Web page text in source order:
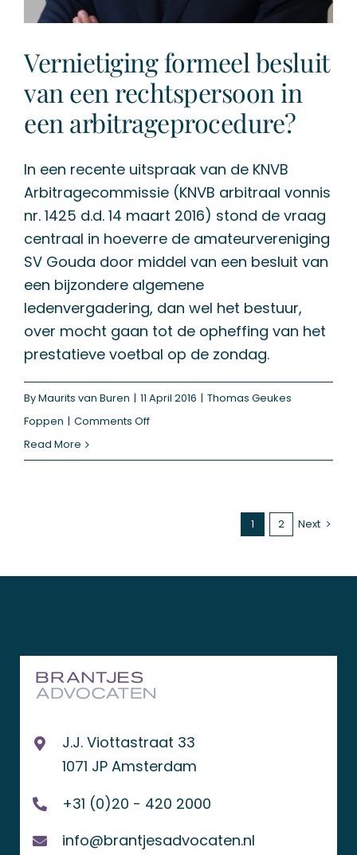
Vernietiging formeel besluit
van een rechtspersoon in
een arbitrageprocedure?
In een recente uitspraak van de KNVB
Arbitragecommissie (KNVB arbitraal vonnis
nr. 1425 d.d. 14 maart 2016) stond de vraag
centraal in hoeverre de amateurvereniging
SV Gouda door middel van een besluit van
een bijzondere algemene
ledenvergadering, dan wel het bestuur,
over mocht gaan tot de opheffing van het
prestatieve voetbal op de zondag.
ByMaurits van Buren | 11 April 2016 | Thomas Geukes
Foppen | Comments Offon
Read More
1 2 Next
J.J. Viottastraat 33
1071 JP Amsterdam
+31 (0)20 - 420 2000
info@brantjesadvocaten.nl